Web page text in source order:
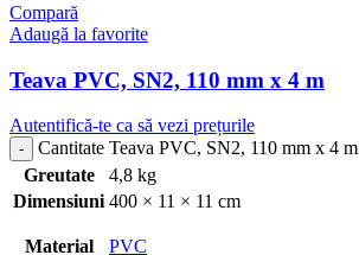
Compară
Adaugă la favorite
Teava PVC, SN2, 110 mm x 4 m
Autentifică-te ca să vezi prețurile
Cantitate Teava PVC, SN2, 110 mm x 4 m
Greutate
4,8 kg
Dimensiuni 400 × 11 × 11 cm
Material PVC